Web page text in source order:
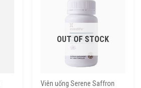
OUT OF STOCK
Viên uống Serene Saffron